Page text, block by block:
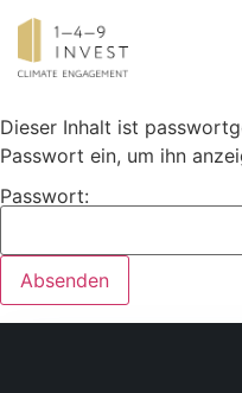
Dieser Inhalt ist
Passwort ein, um ihn
Passwort: